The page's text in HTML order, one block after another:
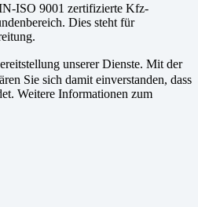
ISO 9001 zertifizierte Kfz-
Dies steht für
unserer Dienste. Mit der
Sie sich damit einverstanden, dass
Weitere Informationen zum